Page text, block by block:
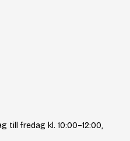
till fredag kl. 10:00–12:00,